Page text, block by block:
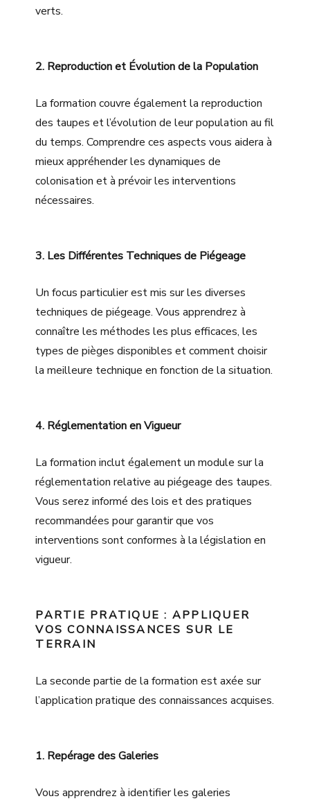
verts.
2. Reproduction et Évolution de la Population
La formation couvre également la reproduction
des taupes et l’évolution de leur population au fil
du temps. Comprendre ces aspects vous aidera à
mieux appréhender les dynamiques de
colonisation et à prévoir les interventions
nécessaires.
3. Les Différentes Techniques de Piégeage
Un focus particulier est mis sur les diverses
techniques de piégeage. Vous apprendrez à
connaître les méthodes les plus efficaces, les
types de pièges disponibles et comment choisir
la meilleure technique en fonction de la situation.
4. Réglementation en Vigueur
La formation inclut également un module sur la
réglementation relative au piégeage des taupes.
Vous serez informé des lois et des pratiques
recommandées pour garantir que vos
interventions sont conformes à la législation en
vigueur.
PARTIE PRATIQUE : APPLIQUER
VOS CONNAISSANCES SUR LE
TERRAIN
La seconde partie de la formation est axée sur
l’application pratique des connaissances acquises.
1. Repérage des Galeries
Vous apprendrez à identifier les galeries